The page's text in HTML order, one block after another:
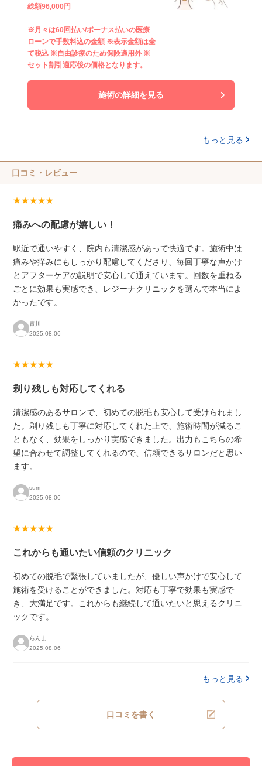
総額96,000円
※月々は60回払い/ボーナス払いの医療
ローンで手数料込の金額 ※表示金額は全
て税込 ※自由診療のため保険適用外 ※
セット割引適応後の価格となります。
施術の詳細を見る
もっと見る
口コミ・レビュー
★★★★★
痛みへの配慮が嬉しい！
駅近で通いやすく、院内も清潔感があって快適です。施術中は
痛みや痒みにもしっかり配慮してくださり、毎回丁寧な声かけ
とアフターケアの説明で安心して通えています。回数を重ねる
ごとに効果も実感でき、レジーナクリニックを選んで本当によ
かったです。
青川
2025.08.06
★★★★★
剃り残しも対応してくれる
清潔感のあるサロンで、初めての脱毛も安心して受けられまし
た。剃り残しも丁寧に対応してくれた上で、施術時間が減るこ
ともなく、効果をしっかり実感できました。出力もこちらの希
望に合わせて調整してくれるので、信頼できるサロンだと思い
ます。
sum
2025.08.06
★★★★★
これからも通いたい信頼のクリニック
初めての脱毛で緊張していましたが、優しい声かけで安心して
施術を受けることができました。対応も丁寧で効果も実感で
き、大満足です。これからも継続して通いたいと思えるクリニ
ックです。
らんま
2025.08.06
もっと見る
口コミを書く